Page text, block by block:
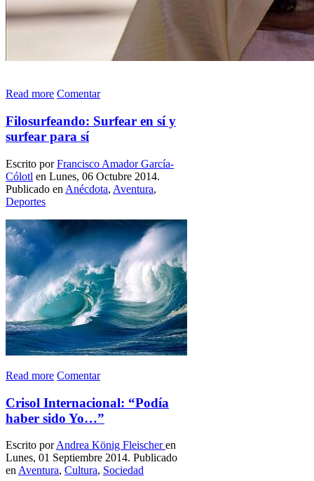
Read more Comentar
Filosurfeando: Surfear en sí y
surfear para sí
Escrito porFrancisco Amador García-
Cólotl en Lunes, 06 Octubre 2014.
Publicado en Anécdota, Aventura,
Deportes
Read more Comentar
Crisol Internacional: “Podía
haber sido Yo…”
Escrito porAndrea König Fleischeren
Lunes, 01 Septiembre 2014. Publicado
en Aventura, Cultura, Sociedad